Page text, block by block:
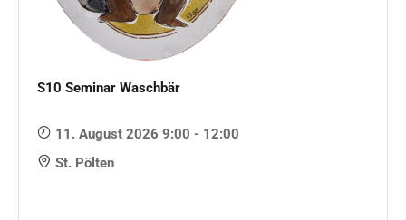
S10 Seminar Waschbär
11. August 2026 9:00 - 12:00
St. Pölten